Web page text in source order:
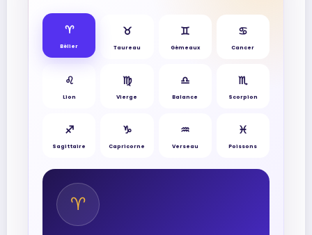
♈︎
Bélier
♉︎
Taureau
♊︎
Gémeaux
♋︎
Cancer
♌︎
Lion
♍︎
Vierge
♎︎
Balance
♏︎
Scorpion
♐︎
Sagittaire
♑︎
Capricorne
♒︎
Verseau
♓︎
Poissons
♈︎